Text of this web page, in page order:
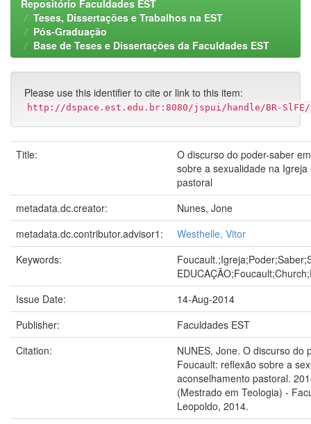
Repositório Faculdades EST
Teses, Dissertações e Trabalhos na EST
Pós-Graduação
Base de Teses e Dissertações da Faculdades EST
Please use this identifier to cite or link to this item:
http://dspace.est.edu.br:8080/jspui/handle/BR-SlFE/
Title:
O discurso do poder-saber
sobre a sexualidade na
pastoral
metadata.dc.creator:
Nunes, Jone
metadata.dc.contributor.advisor1:
Westhelle, Vitor
Keywords:
Issue Date:
14-Aug-2014
Publisher:
Faculdades EST
Citation:
NUNES, Jone. O discurso do
Foucault: reflexão sobre a
aconselhamento pastoral.
(Mestrado em Teologia) -
Leopoldo, 2014.